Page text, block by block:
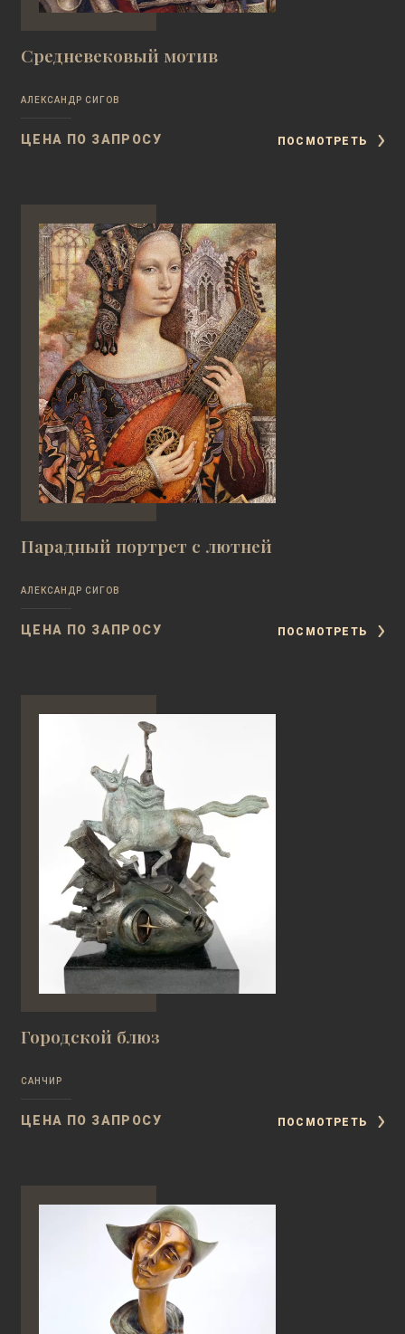
Средневековый мотив
АЛЕКСАНДР СИГОВ
ЦЕНА ПО ЗАПРОСУ ПОСМОТРЕТЬ
Парадный портрет с лютней
АЛЕКСАНДР СИГОВ
ЦЕНА ПО ЗАПРОСУ ПОСМОТРЕТЬ
Городской блюз
САНЧИР
ЦЕНА ПО ЗАПРОСУ ПОСМОТРЕТЬ